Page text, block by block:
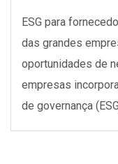
ESG para
das grandes
oportunidades de
empresas
de governança